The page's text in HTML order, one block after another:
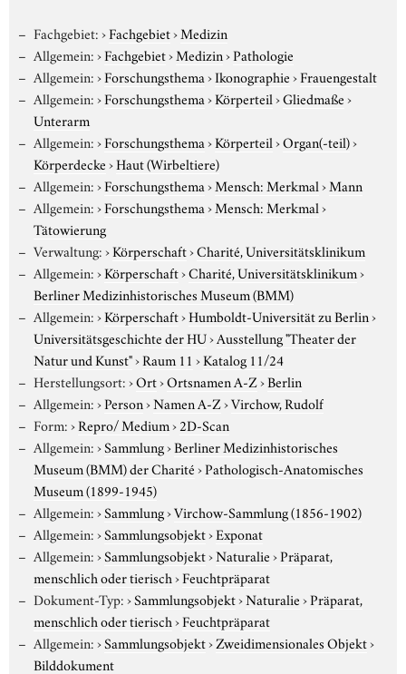
Fachgebiet:›Fachgebiet›Medizin
Allgemein:›Fachgebiet›Medizin›Pathologie
Allgemein:›Forschungsthema›Ikonographie›Frauengestalt
Allgemein:›Forschungsthema›Körperteil›Gliedmaße›
Unterarm
Allgemein:›Forschungsthema›Körperteil›Organ(-teil)›
Körperdecke›Haut (Wirbeltiere)
Allgemein:›Forschungsthema›Mensch: Merkmal›Mann
Allgemein:›Forschungsthema›Mensch: Merkmal›
Tätowierung
Verwaltung:›Körperschaft›Charité, Universitätsklinikum
Allgemein:›Körperschaft›Charité, Universitätsklinikum›
Berliner Medizinhistorisches Museum (BMM)
Allgemein:›Körperschaft›Humboldt-Universität zu Berlin›
Universitätsgeschichte der HU›Ausstellung "Theater der
Natur und Kunst"›Raum 11 ›Katalog 11/24
Herstellungsort:›Ort›Ortsnamen A-Z›Berlin
Allgemein:›Person›Namen A-Z›Virchow, Rudolf
Form:›Repro/ Medium›2D-Scan
Allgemein:›Sammlung›Berliner Medizinhistorisches
Museum (BMM) der Charité›Pathologisch-Anatomisches
Museum (1899-1945)
Allgemein:›Sammlung›Virchow-Sammlung (1856-1902)
Allgemein:›Sammlungsobjekt›Exponat
Allgemein:›Sammlungsobjekt›Naturalie›Präparat,
menschlich oder tierisch›Feuchtpräparat
Dokument-Typ:›Sammlungsobjekt›Naturalie›Präparat,
menschlich oder tierisch›Feuchtpräparat
Allgemein:›Sammlungsobjekt›Zweidimensionales Objekt›
Bilddokument